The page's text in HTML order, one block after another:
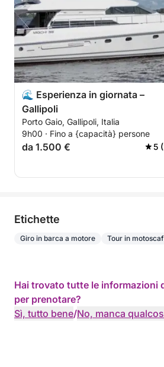
🌊 Esperienza in giornata –
Gallipoli
Porto Gaio, Gallipoli, Italia
9h00 · Fino a {capacità} persone
da 1.500 € 5
Etichette
Giro in barca a motore Tour in
Hai trovato tutte le informazioni
per prenotare?
Sì, tutto bene/No, manca